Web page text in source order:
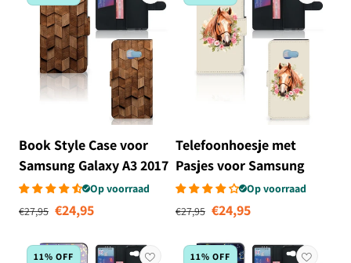
Book Style Case voor
Samsung Galaxy A3 2017
Wooden CubesOp voorraad
Normale prijs
€27,95 Aanbiedingsprijs
€24,95
Telefoonhoesje met
Pasjes voor Samsung
Galaxy A3 2017 Paard
Op voorraad
Normale prijs
€27,95 €24,95
11% OFF 11% OFF